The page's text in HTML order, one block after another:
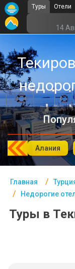
Туры Отели
14
Алания
Главная
Недорогие
Туры в
Главная
Офис г. Москва
Помощь
Подборки отелей
Турция
Таиланд
ОАЭ
Египет